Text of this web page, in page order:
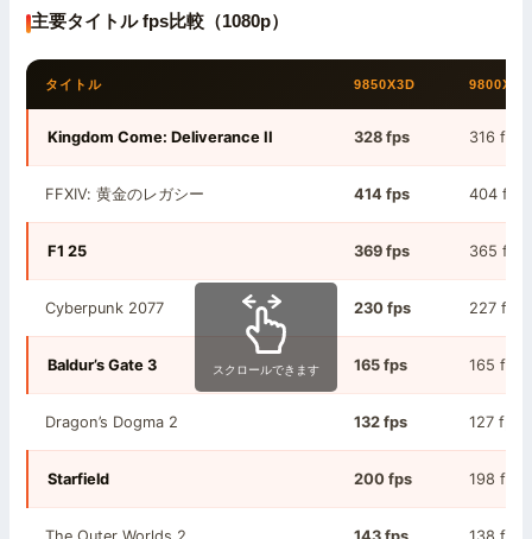
主要タイトル fps比較（1080p）
タイトル 9850X3D 9800X3D
Kingdom Come: Deliverance II 328 fps 316 fps
FFXIV: 黄金のレガシー 414 fps 404 fps
F1 25 369 fps 365 fps
Cyberpunk 2077 230 fps 227 fps
Baldur’s Gate 3 165 fps 165 fps
Dragon’s Dogma 2 132 fps 127 fps
Starfield 200 fps 198 fps
スクロールできます